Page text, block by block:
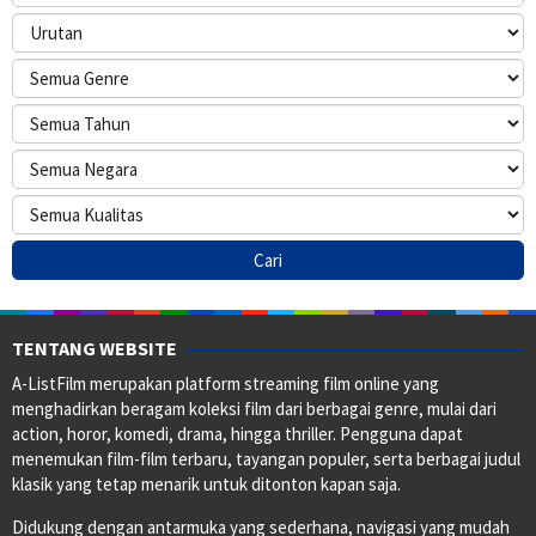
TENTANG WEBSITE
A-ListFilm merupakan platform streaming film online yang
menghadirkan beragam koleksi film dari berbagai genre, mulai dari
action, horor, komedi, drama, hingga thriller. Pengguna dapat
menemukan film-film terbaru, tayangan populer, serta berbagai judul
klasik yang tetap menarik untuk ditonton kapan saja.
Didukung dengan antarmuka yang sederhana, navigasi yang mudah